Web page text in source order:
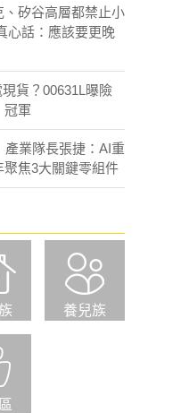
矽谷高層都禁止小
心話：應該要更晚
貨？00631L曝險
冠軍
產業隊長張捷：AI重
焦3大關鍵零組件
養兒族